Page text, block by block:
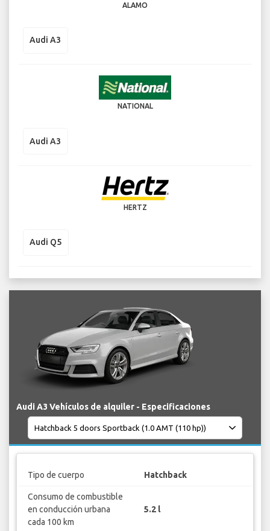
ALAMO
Audi A3
NATIONAL
Audi A3
HERTZ
Audi Q5
Audi A3 Vehículos de alquiler - Especificaciones
Tipo de cuerpo Hatchback
Consumo de combustible
en conducción urbana
cada 100 km
5.2 l